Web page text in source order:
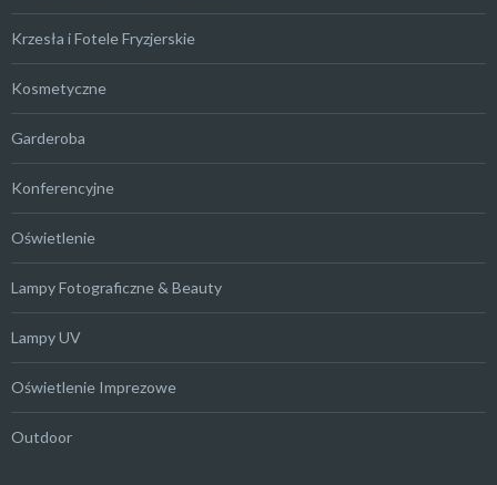
Krzesła i Fotele Fryzjerskie
Kosmetyczne
Garderoba
Konferencyjne
Oświetlenie
Lampy Fotograficzne & Beauty
Lampy UV
Oświetlenie Imprezowe
Outdoor